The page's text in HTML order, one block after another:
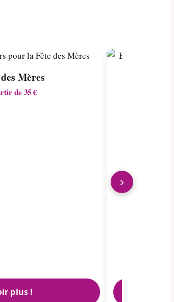
Mères
de 35 €
plus !
›